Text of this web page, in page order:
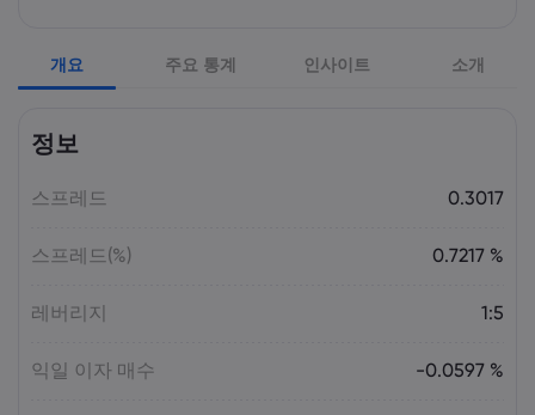
개요 주요 통계 인사이트 소개
정보
스프레드 0.3017
스프레드(%) 0.7217 %
레버리지 1:5
익일 이자 매수 -0.0597 %